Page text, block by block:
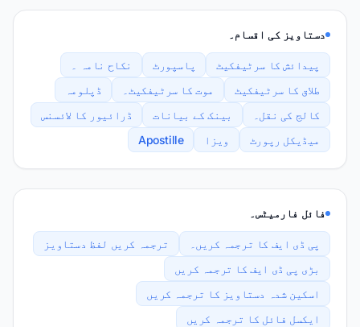
دستاویز کی اقسام۔
پیدائش کا سرٹیفکیٹ پاسپورٹ
نکاح نامہ ۔
طلاق کا سرٹیفکیٹ
موت کا سرٹیفکیٹ۔
ڈپلومہ
کالج کی نقل۔
بینک کے بیانات
ڈرائیور کا لائسنس
میڈیکل رپورٹ
ویزا Apostille
فائل فارمیٹس۔
پی ڈی ایف کا ترجمہ کریں۔
ترجمہ کریں لفظ دستاویز
بڑی پی ڈی ایف کا ترجمہ کریں
اسکین شدہ دستاویز کا ترجمہ کریں
ایکسل فائل کا ترجمہ کریں